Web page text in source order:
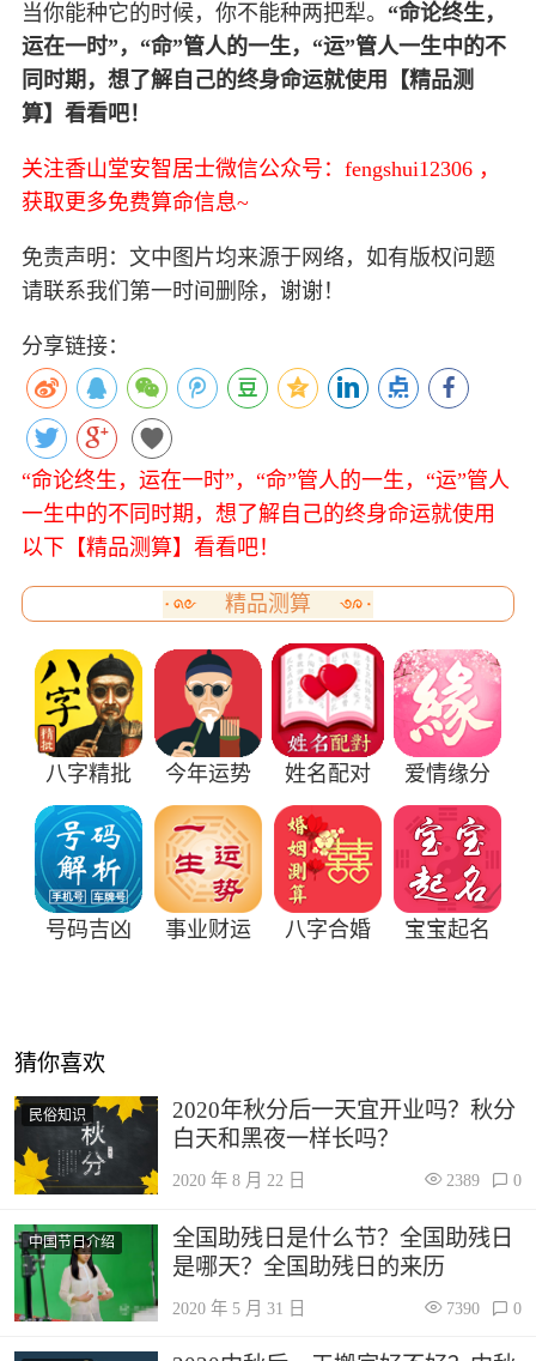
当你能种它的时候，你不能种两把犁。 “命论终生，
运在一时”，“命”管人的一生，“运”管人一生中的不
同时期，想了解自己的终身命运就使用【精品测
算】看看吧！
关注香山堂安智居士微信公众号：fengshui12306 ，
获取更多免费算命信息~
免责声明：文中图片均来源于网络，如有版权问题
请联系我们第一时间删除，谢谢！
分享链接：
“命论终生，运在一时”，“命”管人的一生，“运”管人
一生中的不同时期，想了解自己的终身命运就使用
以下【精品测算】看看吧！
精品测算
八字精批 今年运势 姓名配对 爱情缘分
号码吉凶 事业财运 八字合婚 宝宝起名
猜你喜欢
民俗知识
2020年秋分后一天宜开业吗？秋分
白天和黑夜一样长吗？
2020 年 8 月 22 日 2389 0
中国节日介绍
全国助残日是什么节？全国助残日
是哪天？全国助残日的来历
2020 年 5 月 31 日 7390 0